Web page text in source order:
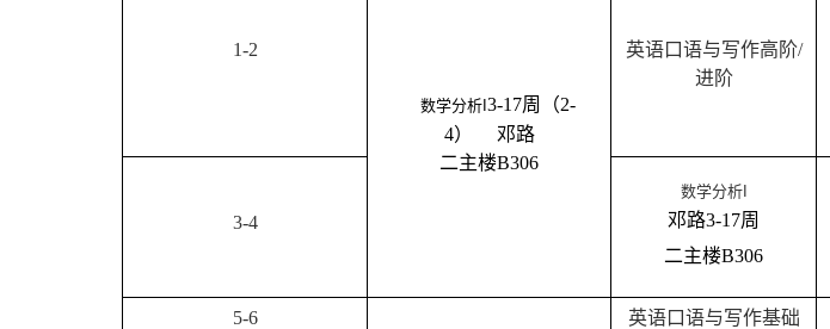
1-2
数学分析I 3-17周 （2-
4）
邓路
二主楼B306
英语口语与写作高阶/
进阶
3-4
数学分析I
邓路3-17周
二主楼B306
5-6 英语口语与写作基础